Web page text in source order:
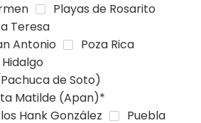
Playas de Rosarito
Teresa
Antonio
Poza Rica
de Soto)
Matilde (Apan)*
Hank González
Puebla